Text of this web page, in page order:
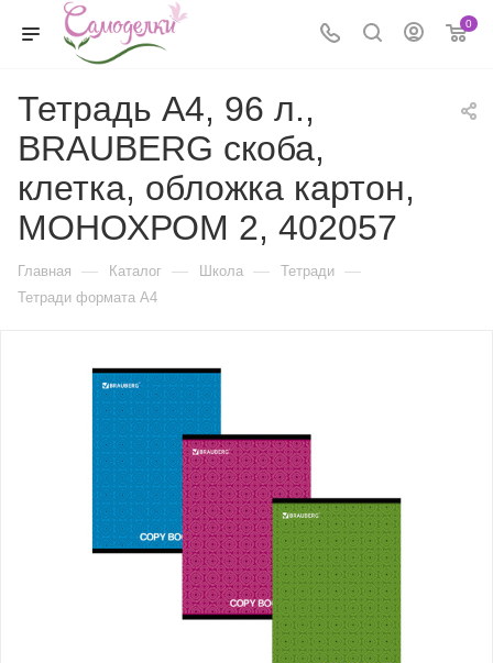
0
Тетрадь А4, 96 л.,
BRAUBERG скоба,
клетка, обложка картон,
МОНОХРОМ 2, 402057
Главная — Каталог — Школа — Тетради —
Тетради формата А4